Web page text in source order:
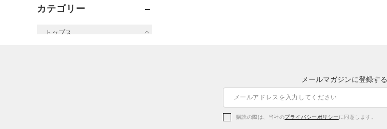
カテゴリー
トップス
メールマガジンに登録する
購読の際は、当社のプライバシーポリシー に同意します。